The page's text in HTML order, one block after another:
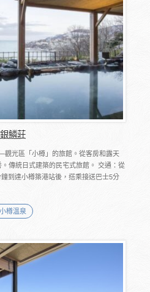
銀鱗莊
觀光區「小樽」的旅館。從客房和露天
傳統日式建築的民宅式旅館。 交通：從
到達小樽築港站後，搭乘接送巴士5分
小樽溫泉